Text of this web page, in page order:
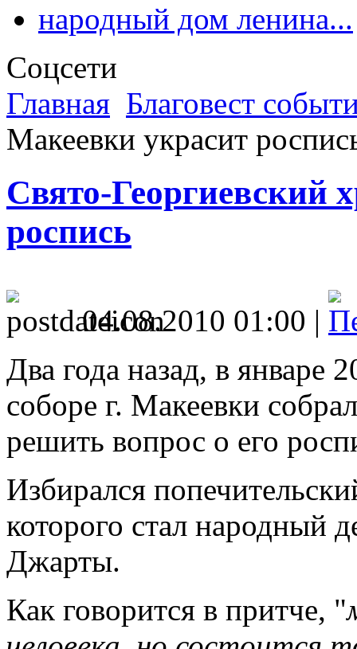
народный дом ленина...
Соцсети
Главная Благовест
Макеевки украсит
Свято-Георгиевский
роспись
04.08.2010 01:00 |
Два года назад, в январе
соборе г. Макеевки
решить вопрос о его
Избирался
которого стал народный
Джарты.
Как говорится в притче, "